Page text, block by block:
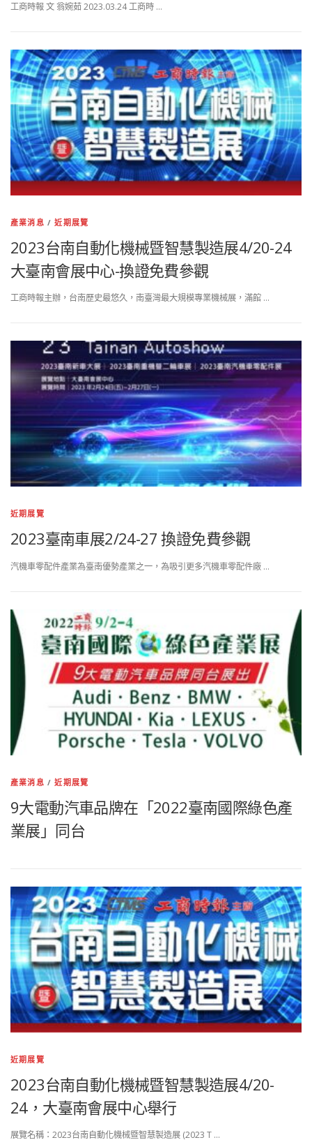
工商時報 文 翁婉茹 2023.03.24 工商時 …
產業消息 /近期展覽
2023台南自動化機械暨智慧製造展4/20-24
大臺南會展中心-換證免費參觀
工商時報主辦，台南歷史最悠久，南臺灣最大規模專業機械展，滿館 …
近期展覽
2023臺南車展2/24-27 換證免費參觀
汽機車零配件產業為臺南優勢產業之一，為吸引更多汽機車零配件廠 …
產業消息 /近期展覽
9大電動汽車品牌在「2022臺南國際綠色產
業展」同台
近期展覽
2023台南自動化機械暨智慧製造展4/20-
24，大臺南會展中心舉行
展覽名稱：2023台南自動化機械暨智慧製造展 (2023 T …